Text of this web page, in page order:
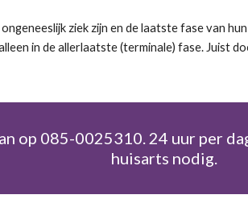
ziek zijn en de laatste fase van
in de allerlaatste (terminale) fase. Juist
op 085-0025310. 24 uur per
huisarts nodig.